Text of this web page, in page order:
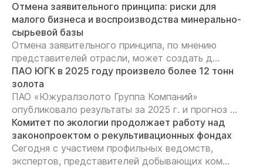
Отмена заявительного принципа: риски для
малого бизнеса и воспроизводства минерально-
сырьевой базы
Отмена заявительного принципа, по мнению
представителей отрасли, может создать д...
ПАО ЮГК в 2025 году произвело более 12 тонн
золота
ПАО «Южуралзолото Группа Компаний»
опубликовало результаты за 2025 г. и прогноз ...
Комитет по экологии продолжает работу над
законопроектом о рекультивационных фондах
Сегодня с участием профильных ведомств,
экспертов, представителей добывающих ком...